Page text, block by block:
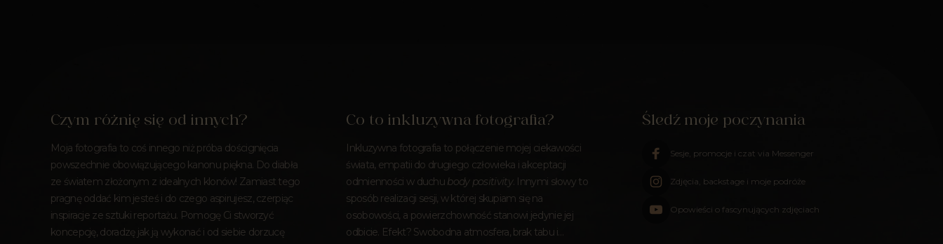
Czym różnię się od innych?
Moja fotografia to coś innego niż próba doścignięcia
powszechnie obowiązującego kanonu piękna. Do diabła
ze światem złożonym z idealnych klonów! Zamiast tego
pragnę oddać kim jesteś i do czego aspirujesz, czerpiąc
inspiracje ze sztuki reportażu. Pomogę Ci stworzyć
koncepcję, doradzę jak ją wykonać i od siebie dorzucę
Co to inkluzywna fotografia?
Inkluzywna fotografia to połączenie mojej ciekawości
świata, empatii do drugiego człowieka i akceptacji
odmienności w duchu body positivity. Innymi słowy to
sposób realizacji sesji, w której skupiam się na
osobowości, a powierzchowność stanowi jedynie jej
odbicie. Efekt? Swobodna atmosfera, brak tabu i…
Śledź moje poczynania
Sesje, promocje i czat via Messenger
Zdjęcia, backstage i moje podróże
Opowieści o fascynujących zdjęciach